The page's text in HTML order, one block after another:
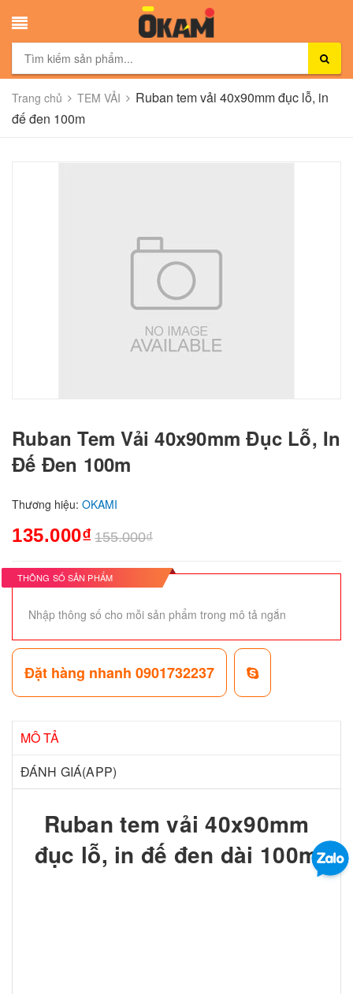
Trang chủ TEM VẢI
Ruban tem vải 40x90mm đục lỗ, in
đế đen 100m
Ruban Tem Vải 40x90mm Đục Lỗ, In
Đế Đen 100m
Thương hiệu: OKAMI
135.000₫ 155.000₫
THÔNG SỐ SẢN PHẨM
Nhập thông số cho mỗi sản phẩm trong mô tả ngắn
Đặt hàng nhanh 0901732237
MÔ TẢ
ĐÁNH GIÁ(APP)
Ruban tem vải 40x90mm
đục lỗ, in đế đen dài 100m